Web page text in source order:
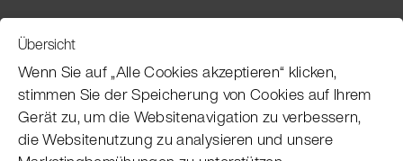
Pacojet Newsletter
Übersicht
Wenn Sie auf „Alle Cookies akzeptieren“ klicken,
stimmen Sie der Speicherung von Cookies auf Ihrem
Gerät zu, um die Websitenavigation zu verbessern,
die Websitenutzung zu analysieren und unsere